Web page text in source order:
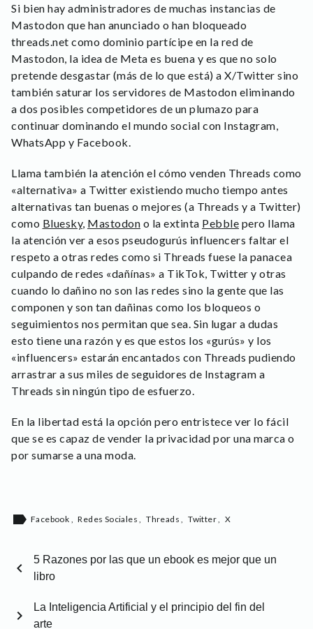
Si bien hay administradores de muchas instancias de
Mastodon que han anunciado o han bloqueado
threads.net como dominio partícipe en la red de
Mastodon, la idea de Meta es buena y es que no solo
pretende desgastar (más de lo que está) a X/Twitter sino
también saturar los servidores de Mastodon eliminando
a dos posibles competidores de un plumazo para
continuar dominando el mundo social con Instagram,
WhatsApp y Facebook.
Llama también la atención el cómo venden Threads como
«alternativa» a Twitter existiendo mucho tiempo antes
alternativas tan buenas o mejores (a Threads y a Twitter)
como Bluesky, Mastodon o la extinta Pebble pero llama
la atención ver a esos pseudogurús influencers faltar el
respeto a otras redes como si Threads fuese la panacea
culpando de redes «dañínas» a TikTok, Twitter y otras
cuando lo dañino no son las redes sino la gente que las
componen y son tan dañinas como los bloqueos o
seguimientos nos permitan que sea. Sin lugar a dudas
esto tiene una razón y es que estos los «gurús» y los
«influencers» estarán encantados con Threads pudiendo
arrastrar a sus miles de seguidores de Instagram a
Threads sin ningún tipo de esfuerzo.
En la libertad está la opción pero entristece ver lo fácil
que se es capaz de vender la privacidad por una marca o
por sumarse a una moda.
label Facebook Redes Sociales Threads Twitter X
chevron_left
5 Razones por las que un ebook es mejor que un
libro
La Inteligencia Artificial y el principio del fin del
arte
chevron_right